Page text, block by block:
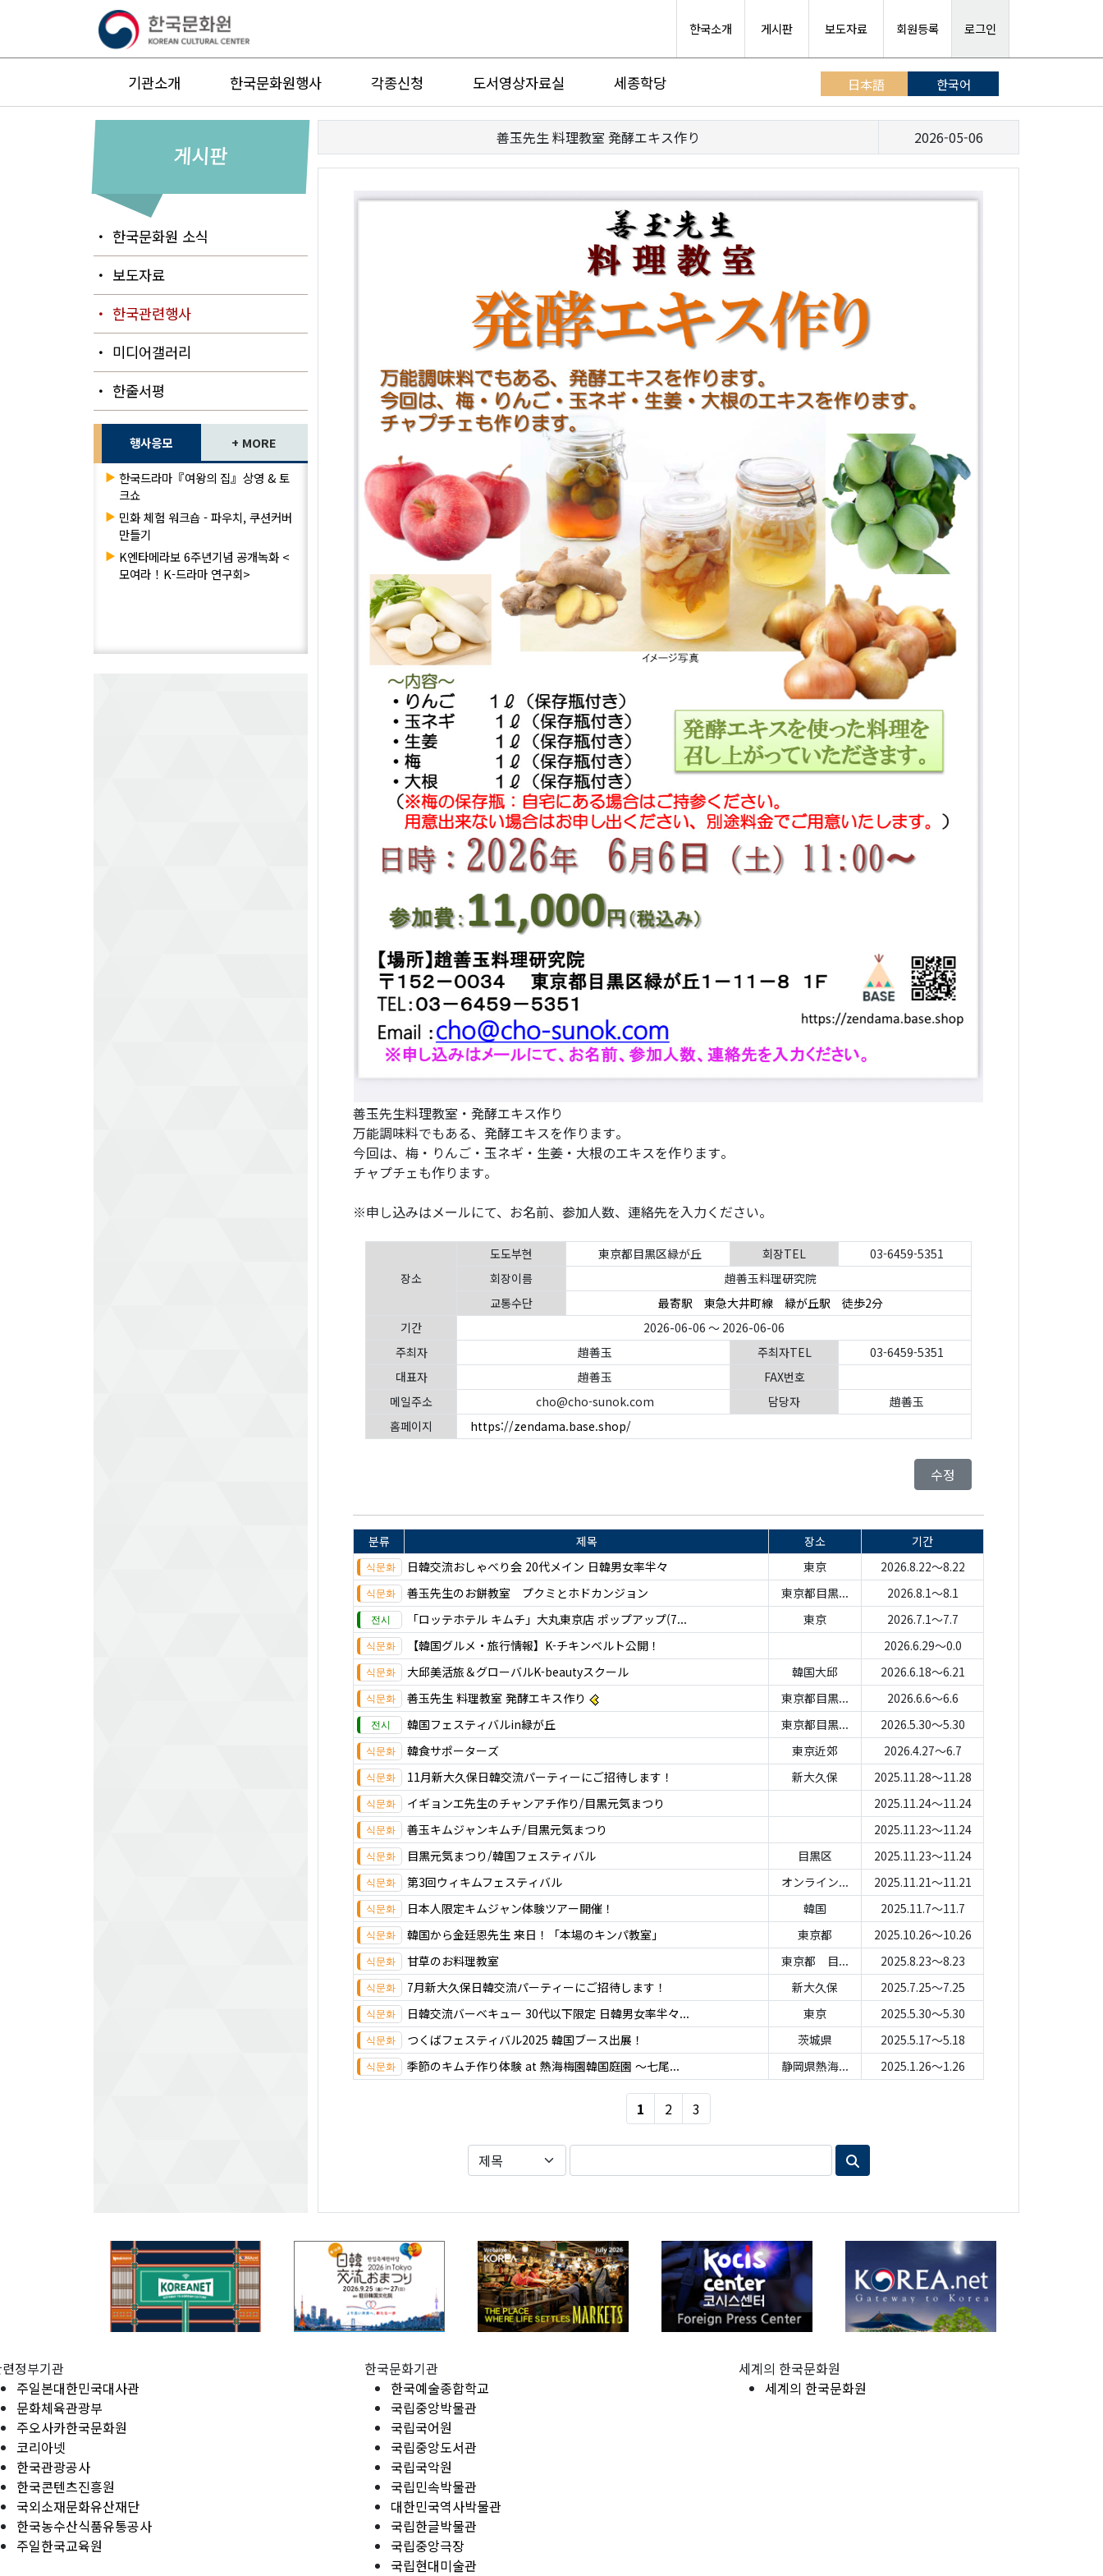
한국소개 게시판 보도자료 회원등록 로그인
기관소개 한국문화원행사 각종신청 도서영상자료실 세종학당 日本語 한국어
게시판
・ 한국문화원 소식
・ 보도자료
・ 한국관련행사
・ 미디어갤러리
・ 한줄서평
행사응모 + MORE
▶ 한국드라마『여왕의 집』상영 & 토
크쇼
▶ 민화 체험 워크숍 - 파우치, 쿠션커버
만들기
▶ K엔타메라보 6주년기념 공개녹화 <
모여라！K-드라마 연구회>
善玉先生 料理教室 発酵エキス作り 2026-05-06
善玉先生料理教室・発酵エキス作り
万能調味料でもある、発酵エキスを作ります。
今回は、梅・りんご・玉ネギ・生姜・大根のエキスを作ります。
チャプチェも作ります。
※申し込みはメールにて、お名前、参加人数、連絡先を入力ください。
장소
도도부현 東京都目黒区緑が丘 회장TEL
03-6459-5351
회장이름
趙善玉料理研究院
교통수단
最寄駅 東急大井町線 緑が丘駅 徒歩2分
기간
2026-06-06 ～ 2026-06-06
주최자
趙善玉 주최자TEL
03-6459-5351
대표자
趙善玉
FAX번호
메일주소
cho@cho-sunok.com 담당자
趙善玉
홈페이지
https://zendama.base.shop/
수정
분류 제목 장소
기간
日韓交流おしゃべり会 20代メイン 日韓男女率半々
東京
2026.8.22～8.22
善玉先生のお餅教室 プクミとホドカンジョン
東京都目黒...
2026.8.1～8.1
「ロッテホテル キムチ」大丸東京店 ポップアップ(7...
東京
2026.7.1～7.7
【韓国グルメ・旅行情報】K-チキンベルト公開！
2026.6.29～0.0
大邱美活旅＆グローバルK-beautyスクール
韓国大邱
2026.6.18～6.21
善玉先生 料理教室 発酵エキス作り
東京都目黒...
2026.6.6～6.6
韓国フェスティバルin緑が丘
東京都目黒...
2026.5.30～5.30
韓食サポーターズ
東京近郊
2026.4.27～6.7
11月新大久保日韓交流パーティーにご招待します！
新大久保
2025.11.28～11.28
イギョンエ先生のチャンアチ作り/目黒元気まつり
2025.11.24～11.24
善玉キムジャンキムチ/目黒元気まつり
2025.11.23～11.24
目黒元気まつり/韓国フェスティバル
目黒区
2025.11.23～11.24
第3回ウィキムフェスティバル
オンライン...
2025.11.21～11.21
日本人限定キムジャン体験ツアー開催！
韓国
2025.11.7～11.7
韓国から金廷恩先生 来日！「本場のキンパ教室」
東京都
2025.10.26～10.26
甘草のお料理教室
東京都 目...
2025.8.23～8.23
7月新大久保日韓交流パーティーにご招待します！
新大久保
2025.7.25～7.25
日韓交流バーベキュー 30代以下限定 日韓男女率半々...
東京
2025.5.30～5.30
つくばフェスティバル2025 韓国ブース出展！
茨城県
2025.5.17～5.18
季節のキムチ作り体験 at 熱海梅園韓国庭園 ～七尾...
静岡県熱海... 2025.1.26～1.26
1 2 3
정부기관
주일본대한민국대사관
문화체육관광부
주오사카한국문화원
코리아넷
한국관광공사
한국콘텐츠진흥원
국외소재문화유산재단
한국농수산식품유통공사
주일한국교육원
한국문화기관
한국예술종합학교
국립중앙박물관
국립국어원
국립중앙도서관
국립국악원
국립민속박물관
대한민국역사박물관
국립한글박물관
국립중앙극장
국립현대미술관
세계의 한국문화원
세계의 한국문화원